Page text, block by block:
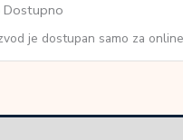
Dostupno
je dostupan samo za